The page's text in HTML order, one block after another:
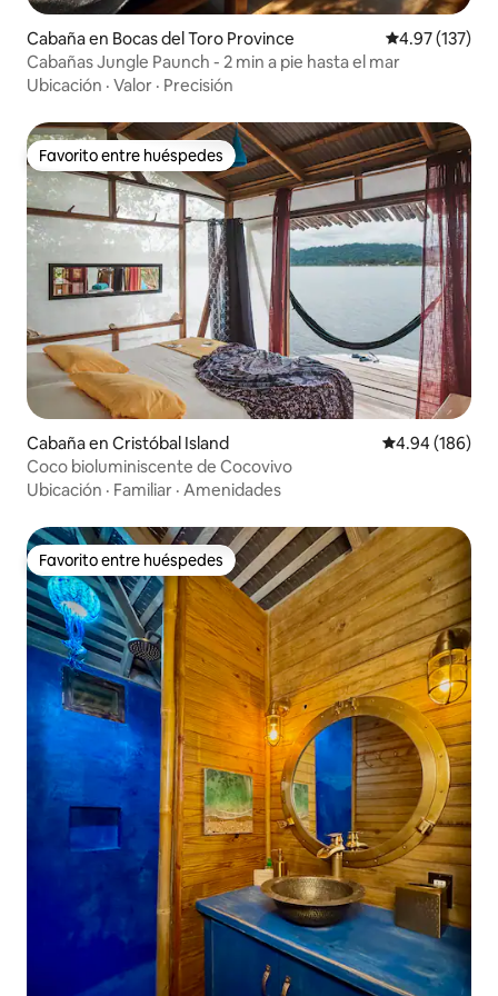
Cabaña en Bocas del Toro Province Calificación
4.97 (137)
Cabañas Jungle Paunch - 2 min a pie hasta el mar
Ubicación · Valor · Precisión
Favorito entre huéspedes
Favorito entre huéspedes
Cabaña en Cristóbal Island Calificación
4.94 (186)
Coco bioluminiscente de Cocovivo
Ubicación · Familiar · Amenidades
Favorito entre huéspedes
Favorito entre huéspedes